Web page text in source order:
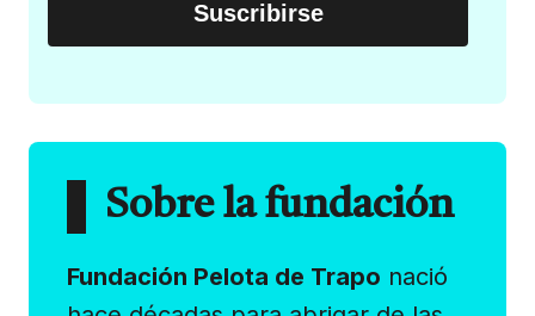
Sobre la fundación
Fundación Pelota de Trapo nació